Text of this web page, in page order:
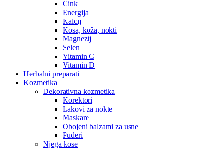
Cink
Energija
Kalcij
Kosa, koža, nokti
Magnezij
Selen
Vitamin C
Vitamin D
Herbalni preparati
Kozmetika
Dekorativna kozmetika
Korektori
Lakovi za nokte
Maskare
Obojeni balzami za usne
Puderi
Njega kose